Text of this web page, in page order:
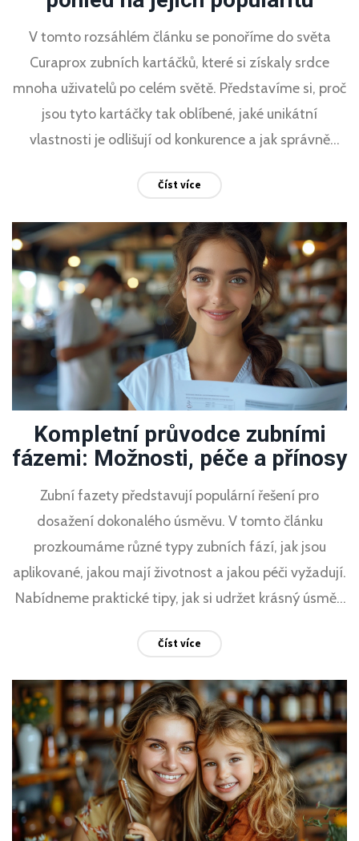
V tomto rozsáhlém článku se ponoříme do světa
Curaprox zubních kartáčků, které si získaly srdce
mnoha uživatelů po celém světě. Představíme si, proč
jsou tyto kartáčky tak oblíbené, jaké unikátní
vlastnosti je odlišují od konkurence a jak správně
účinek na ústní hygienu. Budete se moci dozvědět o
používá, a také získáte tipy, jak si udržet zdravé zuby
a dásně s pomocí těchto revolučních kartáčků.
Číst více
Kompletní průvodce zubními
fázemi: Možnosti, péče a přínosy
Zubní fazety představují populární řešení pro
dosažení dokonalého úsměvu. V tomto článku
prozkoumáme různé typy zubních fází, jak jsou
aplikované, jakou mají životnost a jakou péči vyžadují.
Nabídneme praktické tipy, jak si udržet krásný úsměv
zákroku. Zahrneme také pohled odborníků a skutečné
fázích co nejjednodušší a nejinformovanější.
Číst více